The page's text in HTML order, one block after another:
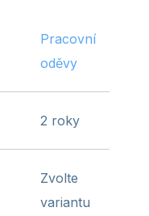
Pracovní
oděvy
2 roky
Zvolte
variantu